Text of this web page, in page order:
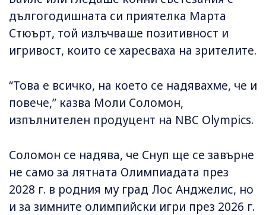
дългогодишната си приятелка Марта
Стюърт, той излъчваше позитивност и
игривост, които се харесваха на зрителите.
“Това е всичко, на което се надявахме, че и
повече,” казва Моли Соломон,
изпълнителен продуцент на NBC Olympics.
Соломон се надява, че Снуп ще се завърне
не само за лятната Олимпиадата през
2028 г. в родния му град Лос Анджелис, но
и за зимните олимпийски игри през 2026 г.